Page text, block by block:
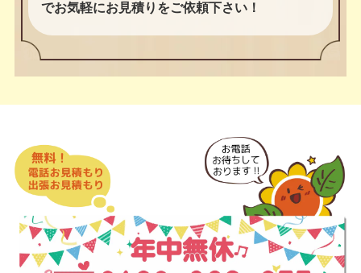
でお気軽にお見積りをご依頼下さい！